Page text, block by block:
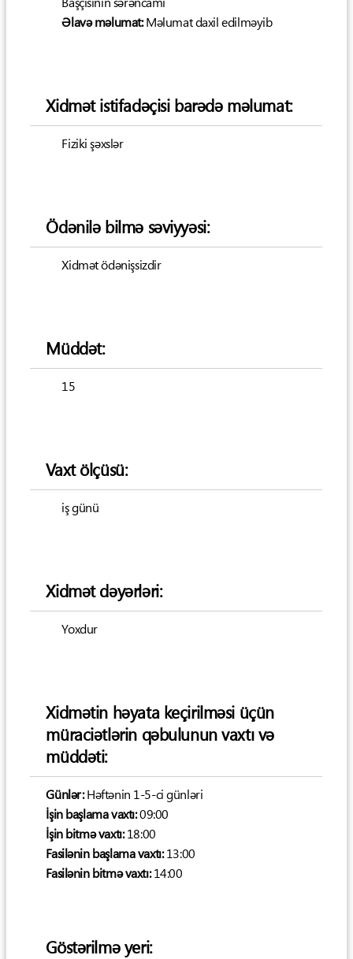
Əlavə məlumat:Məlumat daxil edilməyib
Xidmət istifadəçisi barədə məlumat:
Fiziki şəxslər
Ödənilə bilmə səviyyəsi:
Xidmət ödənişsizdir
Müddət:
15
Vaxt ölçüsü:
iş günü
Xidmət dəyərləri:
Yoxdur
Xidmətin həyata keçirilməsi üçün
müraciətlərin qəbulunun vaxtı və
müddəti:
Günlər:Həftənin 1-5-ci günləri
İşin başlama vaxtı:09:00
İşin bitmə vaxtı:18:00
Fasilənin başlama vaxtı:13:00
Fasilənin bitmə vaxtı:14:00
Göstərilmə yeri: